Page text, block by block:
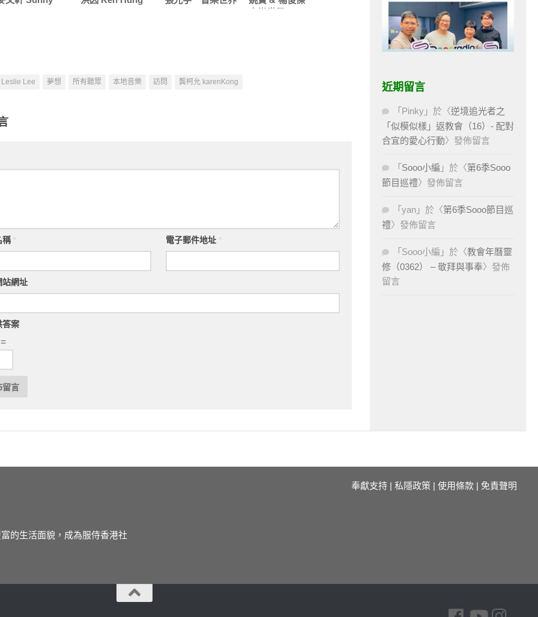
Leslie Lee 夢想 所有聽眾 本地音樂 訪問 龔柯允 karenKong
稱 電子郵件地址
站網址
答案
近期留言
「 Pinky 」於〈逆境追光者之
「似模似樣」返教會（16）- 配對
合宜的愛心行動〉發佈留言
「 Sooo小編 」於〈第6季Sooo
節目巡禮〉發佈留言
「 yan 」於〈第6季Sooo節目巡
禮〉發佈留言
「 Sooo小編 」於〈教會年曆靈
修（0362） – 敬拜與事奉〉發佈
留言
的生活面貌，成為服侍香港社
奉獻支持 | 私隱政策 | 使用條款 | 免責聲明